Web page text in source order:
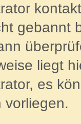
gebannt
liegt
es
vorliegen.